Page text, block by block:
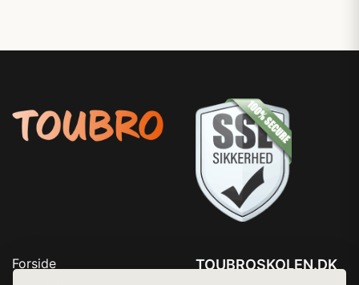
Forside
TOUBROSKOLEN.DK